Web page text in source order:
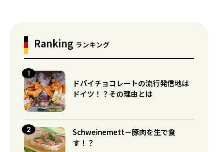
Ranking ランキング
ドバイチョコレートの流行発信地は
ドイツ！？その理由とは
Schweinemett－豚肉を生で食
す！？